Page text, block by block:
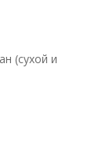
(сухой и